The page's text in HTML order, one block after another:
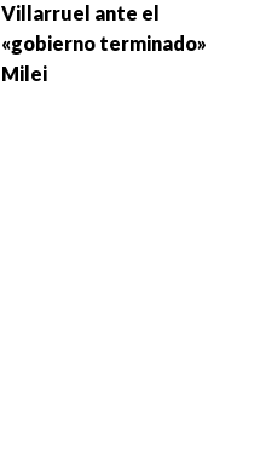
Villarruel ante el
«gobierno terminado»
Milei